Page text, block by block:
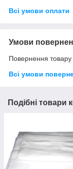
Всі умови оплати
Умови
Повернення
Всі умови
Подібні товари